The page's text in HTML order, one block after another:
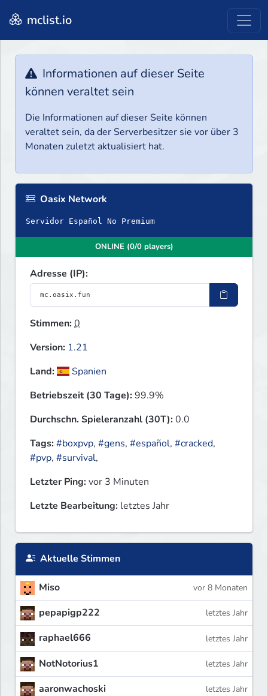
mclist.io
Informationen auf dieser Seite
können veraltet sein
Die Informationen auf dieser Seite können
veraltet sein, da der Serverbesitzer sie vor über 3
Monaten zuletzt aktualisiert hat.
Oasix Network
Servidor Español No Premium
ONLINE (0/0 players)
Adresse (IP):
Stimmen:0
Version: 1.21
Land:
Spanien
Betriebszeit (30 Tage):99.9%
Durchschn. Spieleranzahl (30T):0.0
Tags:#boxpvp, #gens, #español, #cracked,
#pvp, #survival,
Letzter Ping:vor 3 Minuten
Letzte Bearbeitung: letztes Jahr
Aktuelle Stimmen
Miso vor 8 Monaten
pepapigp222 letztes Jahr
raphael666 letztes Jahr
NotNotorius1 letztes Jahr
aaronwachoski letztes Jahr